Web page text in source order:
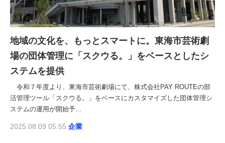
地域の文化を、もっとスマートに。東海市芸術劇
場の団体管理に「スクウる。」をベースとしたシ
ステムを提供
令和７年度より、東海市芸術劇場にて、株式会社PAY ROUTEの部
活管理ツール「スクウる。」をベースにカスタマイズした団体管理シ
ステムの運用が開始予...
2025.08.09 05:55 企業